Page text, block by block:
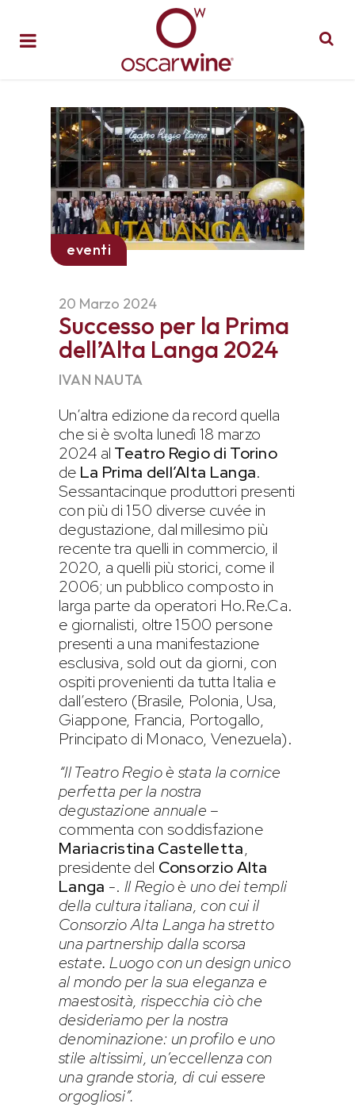
eventi
20 Marzo 2024
Successo per la Prima
dell’Alta Langa 2024
IVAN NAUTA
Un’altra edizione da record quella
che si è svolta lunedì 18 marzo
2024 al Teatro Regio di Torino
de La Prima dell’Alta Langa.
Sessantacinque produttori presenti
con più di 150 diverse cuvée in
degustazione, dal millesimo più
recente tra quelli in commercio, il
2020, a quelli più storici, come il
2006; un pubblico composto in
larga parte da operatori Ho.Re.Ca.
e giornalisti, oltre 1500 persone
presenti a una manifestazione
esclusiva, sold out da giorni, con
ospiti provenienti da tutta Italia e
dall’estero (Brasile, Polonia, Usa,
Giappone, Francia, Portogallo,
Principato di Monaco, Venezuela).
“Il Teatro Regio è stata la cornice
perfetta per la nostra
degustazione annuale –
commenta con soddisfazione
Mariacristina Castelletta,
presidente del Consorzio Alta
Langa -. Il Regio è uno dei templi
della cultura italiana, con cui il
Consorzio Alta Langa ha stretto
una partnership dalla scorsa
estate.Luogo con un design unico
al mondo per la sua eleganza e
maestosità, rispecchia ciò che
desideriamo per la nostra
denominazione: un profilo e uno
stile altissimi, un’eccellenza con
una grande storia, di cui essere
orgogliosi”.